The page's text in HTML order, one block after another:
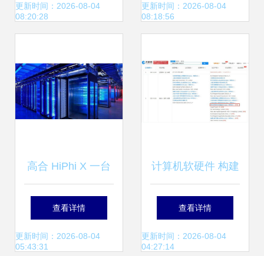
产品的软件和驱动
户支持
更新时间：2026-08-04
08:20:28
深南股份，计算机
更新时间：2026-08-04
08:18:56
高合 HiPhi X 一台
生在当下，活在未
来的可进化超跑
查看详情
更新时间：2026-08-04
05:43:31
计算机软硬件 构建
数字世界的基石
查看详情
更新时间：2026-08-04
04:27:14